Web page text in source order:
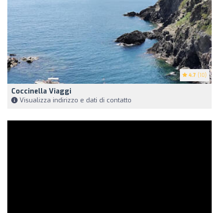
4.7 (10)
Coccinella Viaggi
Visualizza indirizzo e dati di contatto